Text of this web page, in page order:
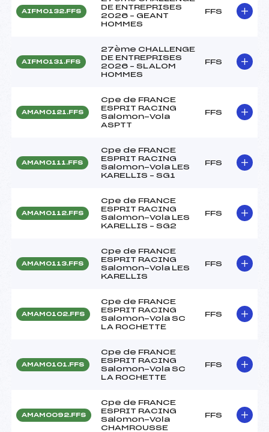
AIFM0132.FFS
DE ENTREPRISES
2026 – GEANT
HOMMES
FFS
AIFM0131.FFS
27ème CHALLENGE
DE ENTREPRISES
2026 – SLALOM
HOMMES
FFS
AMAM0121.FFS
Cpe de FRANCE
ESPRIT RACING
Salomon-Vola
ASPTT
FFS
AMAM0111.FFS
Cpe de FRANCE
ESPRIT RACING
Salomon-Vola LES
KARELLIS – SG1
FFS
AMAM0112.FFS
Cpe de FRANCE
ESPRIT RACING
Salomon-Vola LES
KARELLIS – SG2
FFS
AMAM0113.FFS
Cpe de FRANCE
ESPRIT RACING
Salomon-Vola LES
KARELLIS
FFS
AMAM0102.FFS
Cpe de FRANCE
ESPRIT RACING
Salomon-Vola SC
LA ROCHETTE
FFS
AMAM0101.FFS
Cpe de FRANCE
ESPRIT RACING
Salomon-Vola SC
LA ROCHETTE
FFS
AMAM0092.FFS
Cpe de FRANCE
ESPRIT RACING
Salomon-Vola
CHAMROUSSE
FFS